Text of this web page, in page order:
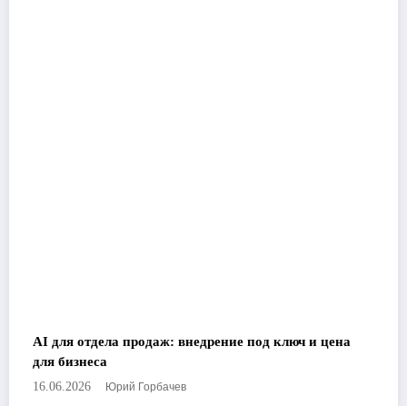
AI для отдела продаж: внедрение под ключ и цена
для бизнеса
16.06.2026 Юрий Горбачев